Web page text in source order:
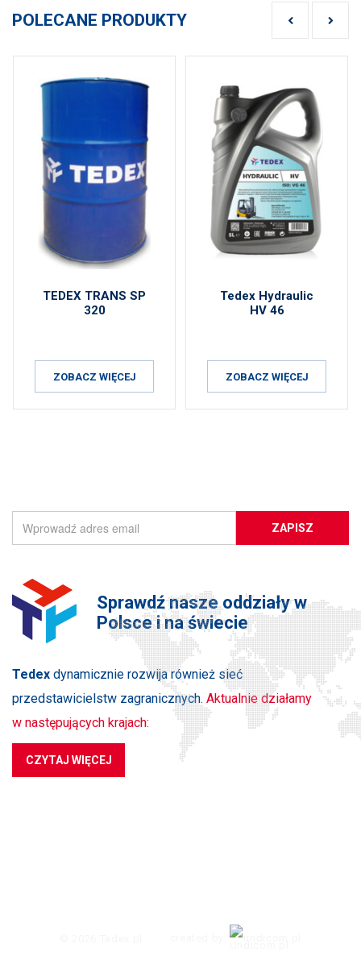
POLECANE PRODUKTY
TEDEX TRANS SP
320
ZOBACZ WIĘCEJ
Tedex Hydraulic
HV 46
ZOBACZ WIĘCEJ
ZAPISZ
Sprawdź nasze oddziały w
Polsce i na świecie
Tedex dynamicznie rozwija również sieć
przedstawicielstw zagranicznych. Aktualnie działamy
w następujących krajach:
CZYTAJ WIĘCEJ
undicom.pl